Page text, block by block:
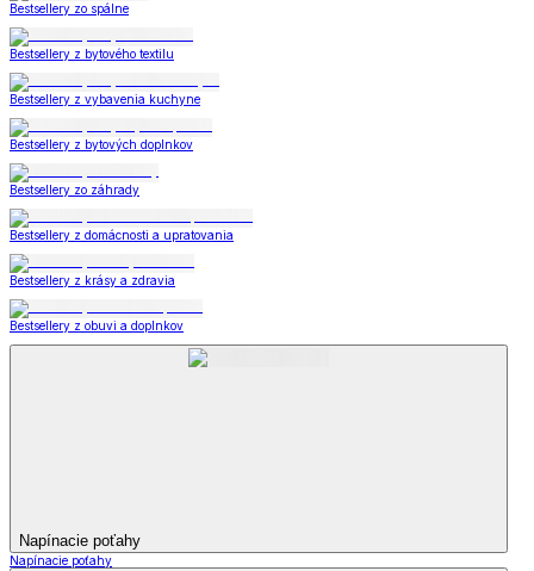
Bestsellery zo spálne
Bestsellery z bytového textilu
Bestsellery z vybavenia kuchyne
Bestsellery z bytových doplnkov
Bestsellery zo záhrady
Bestsellery z domácnosti a upratovania
Bestsellery z krásy a zdravia
Bestsellery z obuvi a doplnkov
Napínacie poťahy
Napínacie poťahy